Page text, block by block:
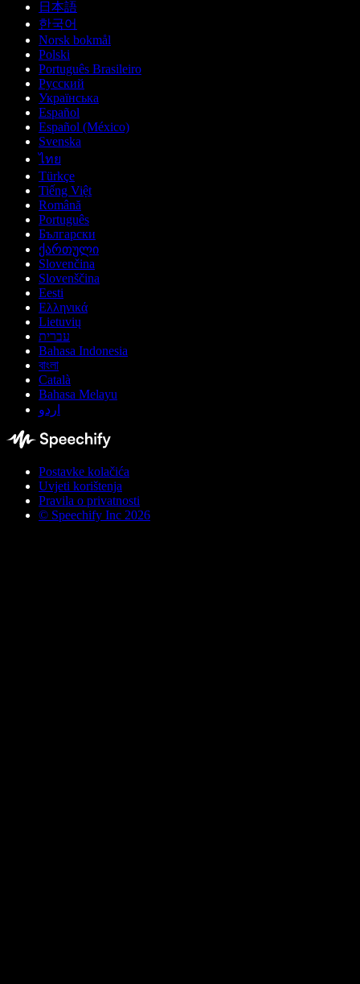
日本語
한국어
Norsk bokmål
Polski
Português Brasileiro
Русский
Українська
Español
Español (México)
Svenska
ไทย
Türkçe
Tiếng Việt
Română
Português
Български
ქართული
Slovenčina
Slovenščina
Eesti
Ελληνικά
Lietuvių
עברית
Bahasa Indonesia
বাংলা
Català
Bahasa Melayu
اردو
Postavke kolačića
Uvjeti korištenja
Pravila o privatnosti
© Speechify Inc 2026